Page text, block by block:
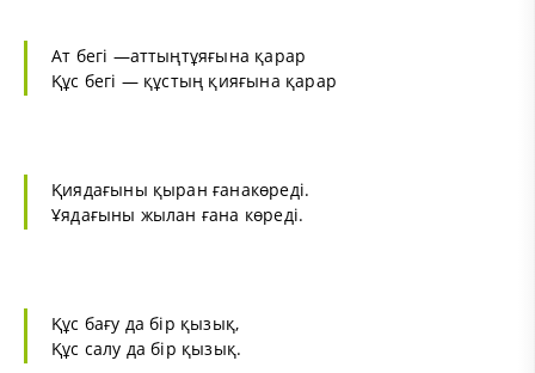
Ат бегі —аттыңтұяғына қарар
Құс бегі — құстың қияғына қарар
Қиядағыны қыран ғанакөреді.
Ұядағыны жылан ғана көреді.
Құс бағу да бір қызық,
Құс салу да бір қызық.